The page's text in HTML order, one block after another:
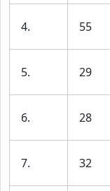
4. 55
5. 29
6. 28
7. 32